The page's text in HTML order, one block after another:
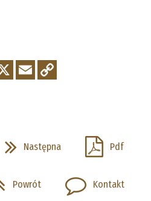
Następna Pdf
Powrót Kontakt